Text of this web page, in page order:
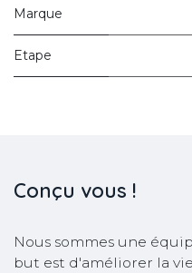
Marque
Etape
Conçu vous !
Nous sommes une
but est d'améliorer la